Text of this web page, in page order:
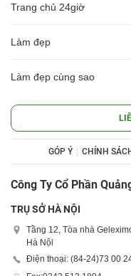
Trang chủ 24giờ
Làm đẹp
Làm đẹp cùng sao
GÓP Ý CHÍNH
Công Ty Cổ Phần
TRỤ SỞ HÀ NỘI
Tầng 12, Tòa nhà
Hà Nội
Điện thoại: (84-24)73 00